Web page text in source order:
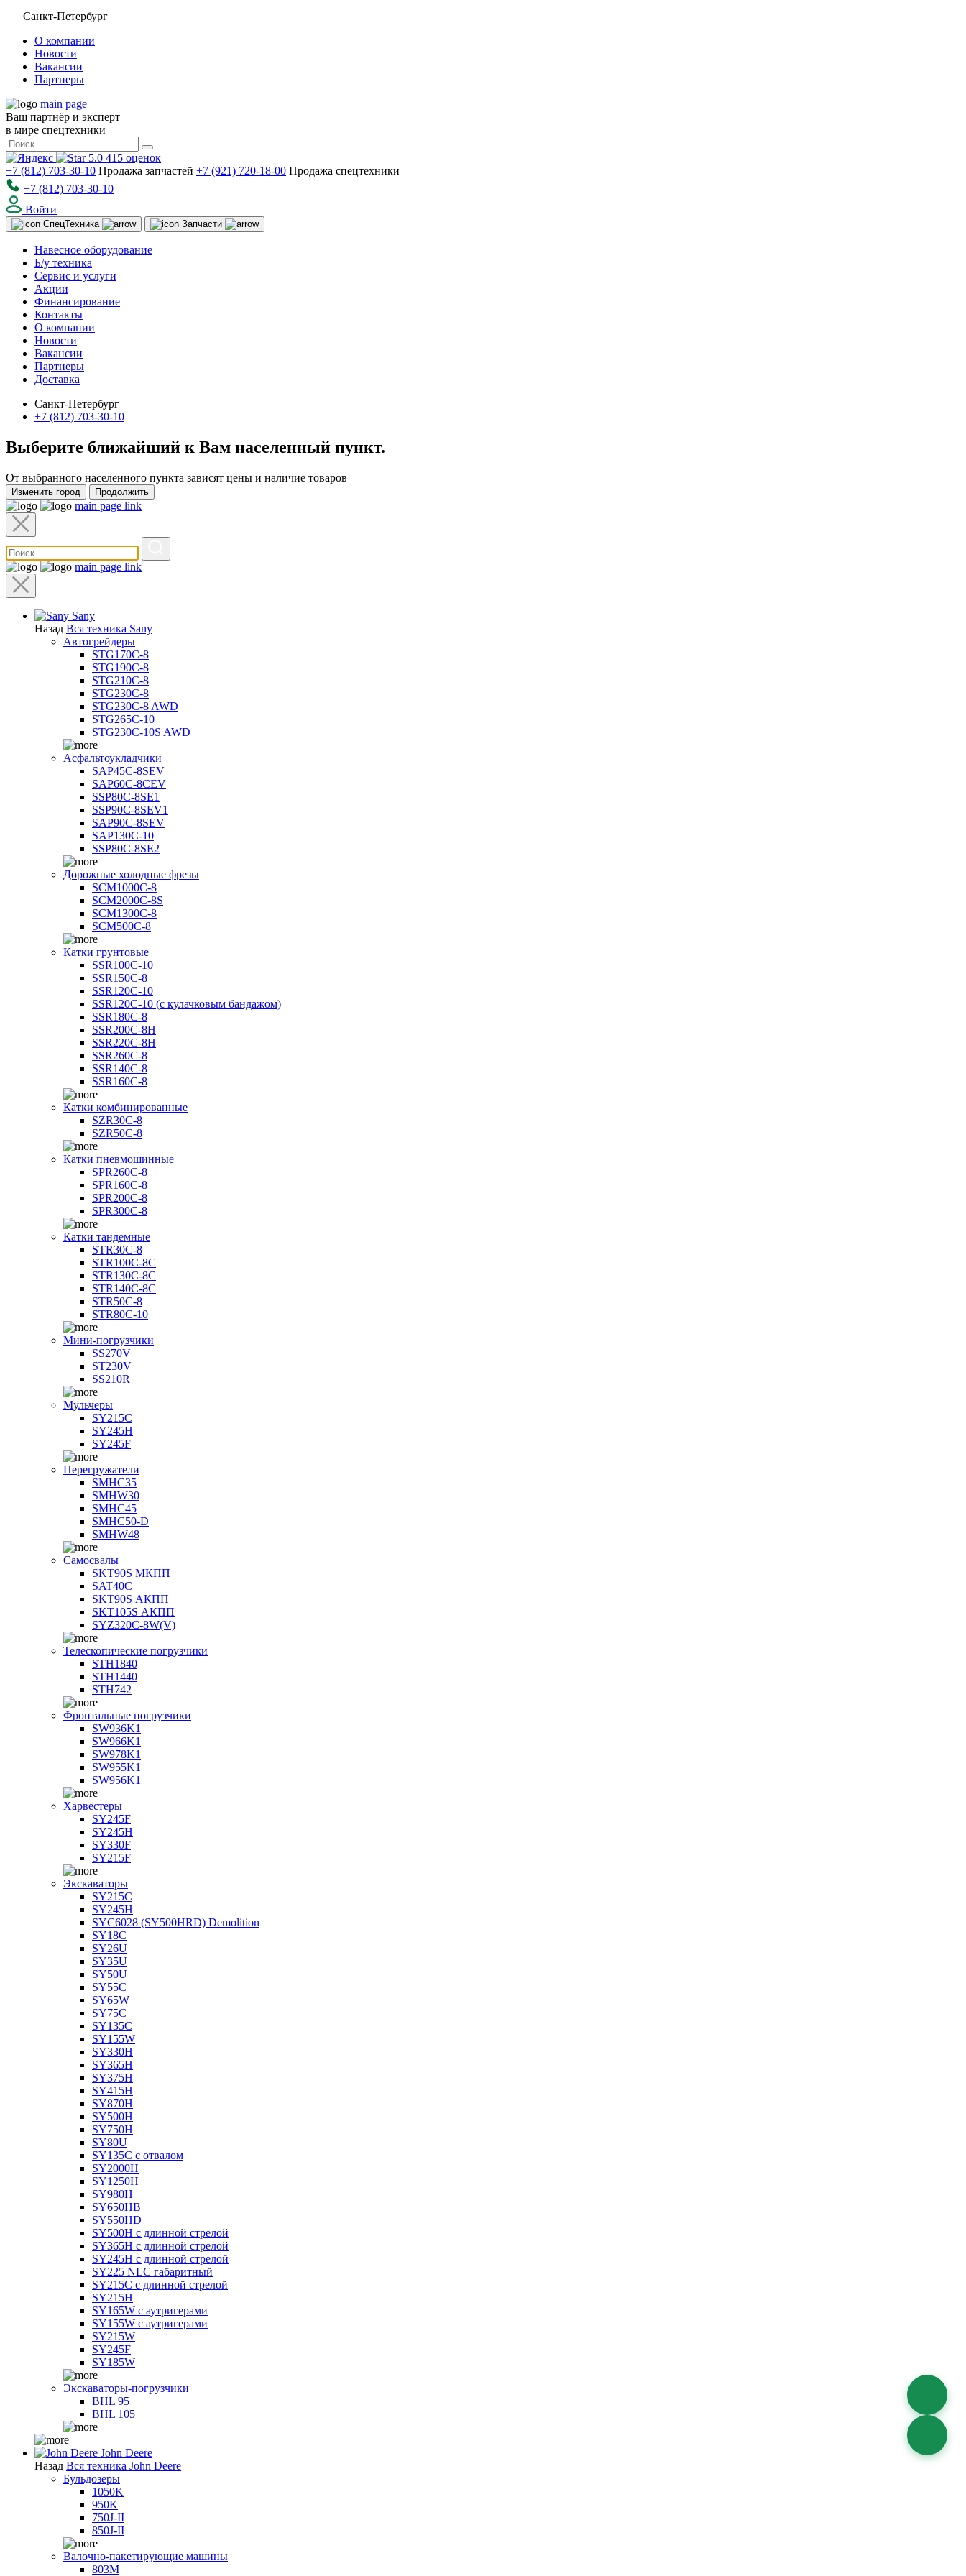
Санкт-Петербург
О компании
Новости
Вакансии
Партнеры
main page
Ваш партнёр и эксперт
в мире спецтехники
5.0 415 оценок
+7 (812) 703-30-10 Продажа запчастей +7 (921) 720-18-00 Продажа спецтехники
+7 (812) 703-30-10
Войти
СпецТехника Запчасти
Навесное оборудование
Б/у техника
Сервис и услуги
Акции
Финансирование
Контакты
О компании
Новости
Вакансии
Партнеры
Доставка
Санкт-Петербург
+7 (812) 703-30-10
Выберите ближайший к Вам населенный пункт.
От выбранного населенного пункта зависят цены и наличие товаров
Изменить город Продолжить
main page link
main page link
Sany
Назад Вся техника Sany
Автогрейдеры
STG170C-8
STG190C-8
STG210C-8
STG230C-8
STG230C-8 AWD
STG265C-10
STG230C-10S AWD
Асфальтоукладчики
SAP45С-8SEV
SAP60C-8CEV
SSP80C-8SE1
SSP90C-8SEV1
SAP90C-8SEV
SAP130C-10
SSP80C-8SE2
Дорожные холодные фрезы
SCM1000C-8
SCM2000C-8S
SCM1300C-8
SCM500C-8
Катки грунтовые
SSR100C-10
SSR150C-8
SSR120C-10
SSR120C-10 (с кулачковым бандажом)
SSR180C-8
SSR200C-8H
SSR220C-8H
SSR260C-8
SSR140C-8
SSR160C-8
Катки комбинированные
SZR30C-8
SZR50C-8
Катки пневмошинные
SPR260C-8
SPR160C-8
SPR200C-8
SPR300C-8
Катки тандемные
STR30C-8
STR100C-8С
STR130C-8С
STR140C-8С
STR50C-8
STR80C-10
Мини-погрузчики
SS270V
ST230V
SS210R
Мульчеры
SY215C
SY245H
SY245F
Перегружатели
SMHC35
SMHW30
SMHC45
SMHC50-D
SMHW48
Самосвалы
SKT90S МКПП
SAT40C
SKT90S АКПП
SKT105S АКПП
SYZ320C-8W(V)
Телескопические погрузчики
STH1840
STH1440
STH742
Фронтальные погрузчики
SW936K1
SW966K1
SW978K1
SW955K1
SW956K1
Харвестеры
SY245F
SY245H
SY330F
SY215F
Экскаваторы
SY215C
SY245H
SYC6028 (SY500HRD) Demolition
SY18C
SY26U
SY35U
SY50U
SY55C
SY65W
SY75C
SY135C
SY155W
SY330H
SY365H
SY375H
SY415H
SY870H
SY500H
SY750H
SY80U
SY135C с отвалом
SY2000H
SY1250H
SY980H
SY650HB
SY550HD
SY500H с длинной стрелой
SY365H с длинной стрелой
SY245H с длинной стрелой
SY225 NLC габаритный
SY215C с длинной стрелой
SY215H
SY165W с аутригерами
SY155W с аутригерами
SY215W
SY245F
SY185W
Экскаваторы-погрузчики
BHL 95
BHL 105
John Deere
Назад Вся техника John Deere
Бульдозеры
1050K
950K
750J-II
850J-II
Валочно-пакетирующие машины
803M